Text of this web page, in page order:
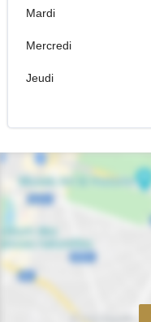
Mardi
Mercredi
Jeudi